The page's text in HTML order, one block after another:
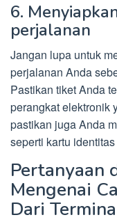
6.
perjalanan
Jangan lupa untuk
perjalanan Anda
Pastikan tiket Anda
perangkat elektronik
pastikan juga Anda
seperti kartu
Pertanyaan
Mengenai
Dari